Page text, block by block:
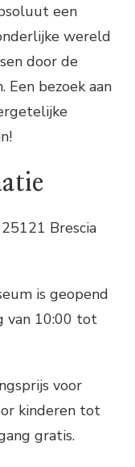
een
wereld
door de
Een bezoek aan
Brescia
is geopend
van 10:00 tot
voor
kinderen tot
gratis.